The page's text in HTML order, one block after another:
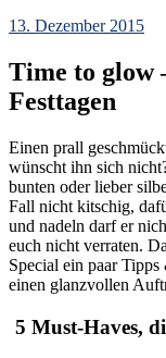
13. Dezember 2015
Time to glow
Festtagen
Einen prall
wünscht ihn sich
bunten oder lieber
Fall nicht kitschig,
und nadeln darf er
euch nicht verraten.
Special ein paar
einen glanzvollen
5 Must-Haves,